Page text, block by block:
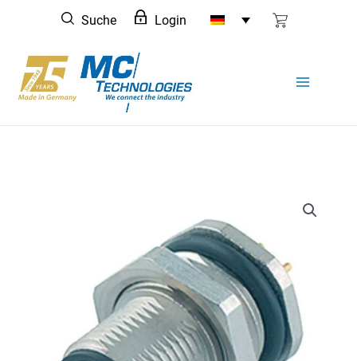
springen
Suche Login